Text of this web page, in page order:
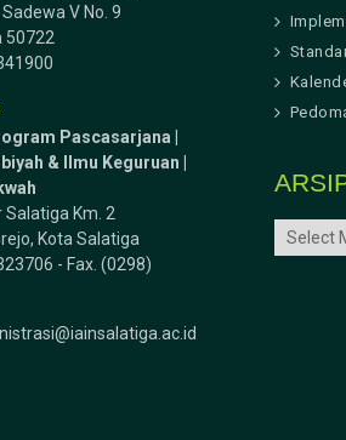
V No. 9
50722
Pascasarjana |
& Ilmu Keguruan |
Km. 2
Kota Salatiga
- Fax. (0298)
ARSIP